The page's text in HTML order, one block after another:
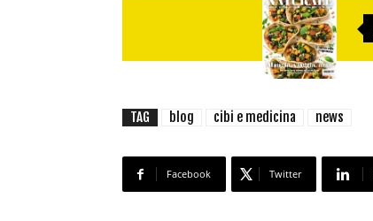
TAG blog cibi e medicina news
Facebook Twitter